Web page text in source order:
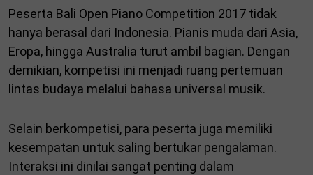
Peserta Bali Open Piano Competition 2017 tidak
hanya berasal dari Indonesia. Pianis muda dari Asia,
Eropa, hingga Australia turut ambil bagian. Dengan
demikian, kompetisi ini menjadi ruang pertemuan
lintas budaya melalui bahasa universal musik.
Selain berkompetisi, para peserta juga memiliki
kesempatan untuk saling bertukar pengalaman.
Interaksi ini dinilai sangat penting dalam